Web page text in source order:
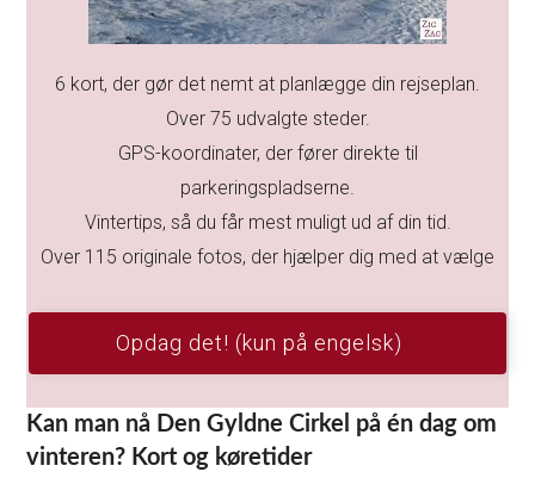
6 kort, der gør det nemt at planlægge din rejseplan.
Over 75 udvalgte steder.
GPS-koordinater, der fører direkte til
parkeringspladserne.
Vintertips, så du får mest muligt ud af din tid.
Over 115 originale fotos, der hjælper dig med at vælge
Opdag det! (kun på engelsk)
Kan man nå Den Gyldne Cirkel på én dag om
vinteren? Kort og køretider